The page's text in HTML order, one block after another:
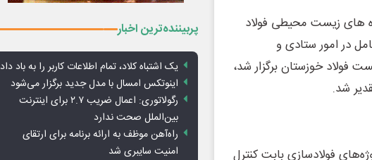
های زیست محیطی فولاد
در امور ستادی و
خوزستان برگزار شد،
شد.
فولادسازی بابت کنترل
پربیننده‌ترین اخبار
یک اشتباه کلاد، تمام اطلاعات کاربر را به باد داد
اینوتکس امسال با مدل جدید برگزار می‌شود
رگولاتوری: اعمال ضریب ۲.۷ برای اینترنت
بین‌الملل صحت ندارد
راه‌آهن موظف به ارائه برنامه برای ارتقای
امنیت سایبری شد